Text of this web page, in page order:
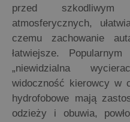
przed szkodliwym
atmosferycznych,
czemu zachowanie
łatwiejsze.
„niewidzialna
widoczność kierowcy w
hydrofobowe mają
odzieży i obuwia,